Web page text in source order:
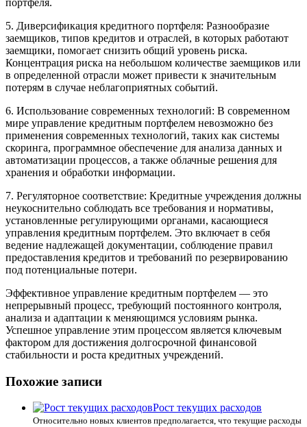
5. Диверсификация кредитного портфеля: Разнообразие
заемщиков, типов кредитов и отраслей, в которых работают
заемщики, помогает снизить общий уровень риска.
Концентрация риска на небольшом количестве заемщиков или
в определенной отрасли может привести к значительным
потерям в случае неблагоприятных событий.
6. Использование современных технологий: В современном
мире управление кредитным портфелем невозможно без
применения современных технологий, таких как системы
скоринга, программное обеспечение для анализа данных и
автоматизации процессов, а также облачные решения для
хранения и обработки информации.
7. Регуляторное соответствие: Кредитные учреждения должны
неукоснительно соблюдать все требования и нормативы,
установленные регулирующими органами, касающиеся
управления кредитным портфелем. Это включает в себя
ведение надлежащей документации, соблюдение правил
предоставления кредитов и требований по резервированию
под потенциальные потери.
Эффективное управление кредитным портфелем — это
непрерывный процесс, требующий постоянного контроля,
анализа и адаптации к меняющимся условиям рынка.
Успешное управление этим процессом является ключевым
фактором для достижения долгосрочной финансовой
стабильности и роста кредитных учреждений.
Похожие записи
Рост текущих расходов
Относительно новых клиентов предполагается, что текущие расходы